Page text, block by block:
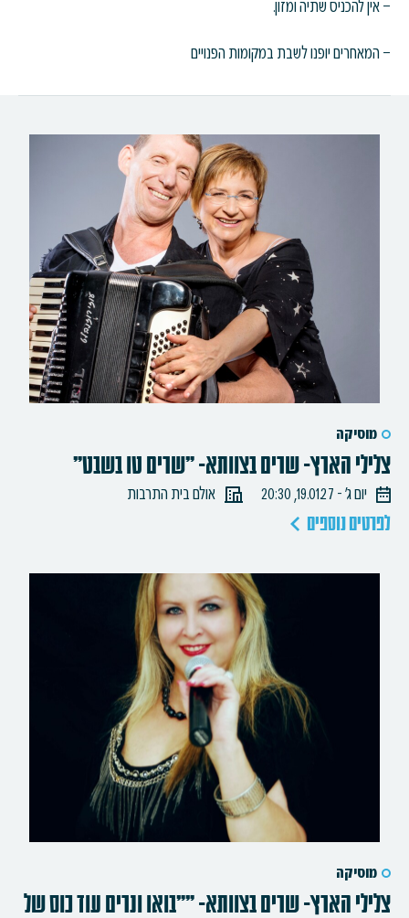
– אין להכניס שתיה ומזון.
– המאחרים יופנו לשבת במקומות הפנויים
מוסיקה
צלילי הארץ- שרים בצוותא- "שרים טו בשבט"
יום ג׳ - 19.01.27, 20:30 אולם בית התרבות
לפרטים נוספים
מוסיקה
צלילי הארץ- שרים בצוותא- ""בואו ונרים עוד כוס של